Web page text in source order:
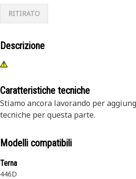
RITIRATO
Descrizione
Caratteristiche tecniche
Stiamo ancora lavorando per
tecniche per questa parte.
Modelli compatibili
Terna
446D